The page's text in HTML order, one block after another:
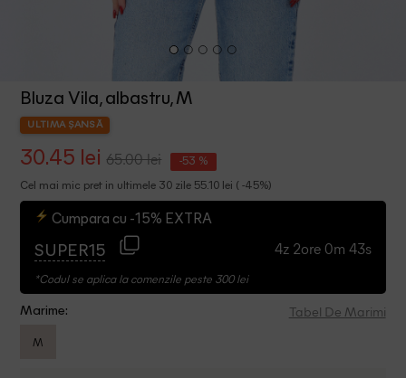
Bluza Vila, albastru, M
ULTIMA ȘANSĂ
30.45 lei 65.00 lei -53 %
Cel mai mic pret in ultimele 30 zile 55.10 lei ( -45%)
Cumpara cu -15% EXTRA
SUPER15 4z 2ore 0m 42s
*Codul se aplica la comenzile peste 300 lei
Marime: Tabel De Marimi
M